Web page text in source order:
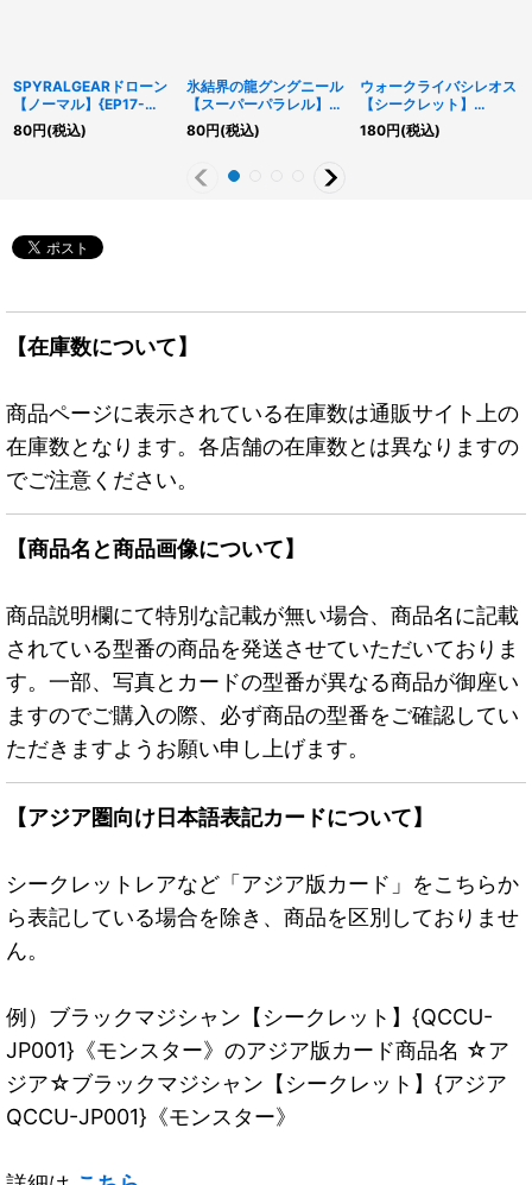
SPYRALGEARドローン
【ノーマル】{EP17-
JP026}《モンスター》
80円(税込)
氷結界の龍グングニール
【スーパーパラレル】
{SD40-JPP03}《シン
クロ》
80円(税込)
ウォークライバシレオス
【シークレット】
{WPP2-JP032}《モン
スター》
180円(税込)
【在庫数について】
商品ページに表示されている在庫数は通販サイト上の
在庫数となります。各店舗の在庫数とは異なりますの
でご注意ください。
【商品名と商品画像について】
商品説明欄にて特別な記載が無い場合、商品名に記載
されている型番の商品を発送させていただいておりま
す。一部、写真とカードの型番が異なる商品が御座い
ますのでご購入の際、必ず商品の型番をご確認してい
ただきますようお願い申し上げます。
【アジア圏向け日本語表記カードについて】
シークレットレアなど「アジア版カード」をこちらか
ら表記している場合を除き、商品を区別しておりませ
ん。
例）ブラックマジシャン【シークレット】{QCCU-
JP001}《モンスター》のアジア版カード商品名 ☆ア
ジア☆ブラックマジシャン【シークレット】{アジア
QCCU-JP001}《モンスター》